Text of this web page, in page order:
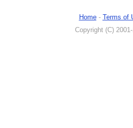
Home- Terms of
Copyright (C)